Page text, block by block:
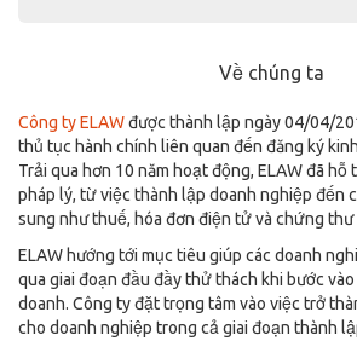
Về chúng ta
Công ty ELAWđược thành lập ngày 04/04/
thủ tục hành chính liên quan đến đăng ký
Trải qua hơn 10 năm hoạt động, ELAW đã hỗ
pháp lý, từ việc thành lập doanh nghiệp đến
sung như thuế, hóa đơn điện tử và chứng thư
ELAW hướng tới mục tiêu giúp các doanh
qua giai đoạn đầu đầy thử thách khi bước
doanh. Công ty đặt trọng tâm vào việc trở
cho doanh nghiệp trong cả giai đoạn thành